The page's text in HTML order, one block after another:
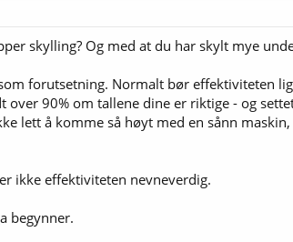
skylling? Og med at du har skylt mye
forutsetning. Normalt bør effektiviteten
over 90% om tallene dine er riktige - og
lett å komme så høyt med en sånn
ikke effektiviteten nevneverdig.
begynner.